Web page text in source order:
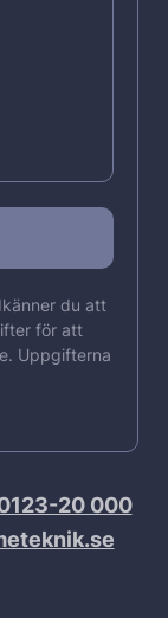
du att
för att
Uppgifterna
20 000